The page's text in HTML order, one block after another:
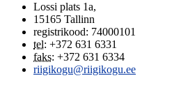
Lossi plats 1a,
15165 Tallinn
registrikood: 74000101
tel: +372 631 6331
faks: +372 631 6334
riigikogu@riigikogu.ee